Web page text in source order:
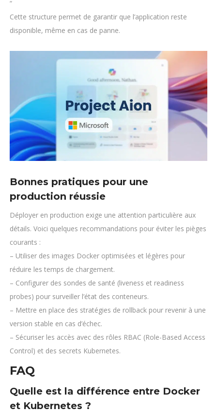
“
Cette structure permet de garantir que l’application reste
disponible, même en cas de panne.
Bonnes pratiques pour une
production réussie
Déployer en production exige une attention particulière aux
détails. Voici quelques recommandations pour éviter les pièges
courants :
– Utiliser des images Docker optimisées et légères pour
réduire les temps de chargement.
– Configurer des sondes de santé (liveness et readiness
probes) pour surveiller l’état des conteneurs.
– Mettre en place des stratégies de rollback pour revenir à une
version stable en cas d’échec.
– Sécuriser les accès avec des rôles RBAC (Role-Based Access
Control) et des secrets Kubernetes.
FAQ
Quelle est la différence entre Docker
et Kubernetes ?